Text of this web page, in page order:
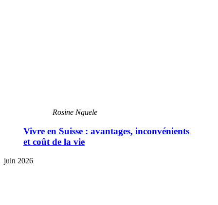
Rosine Nguele
Vivre en Suisse : avantages, inconvénients
et coût de la vie
juin 2026